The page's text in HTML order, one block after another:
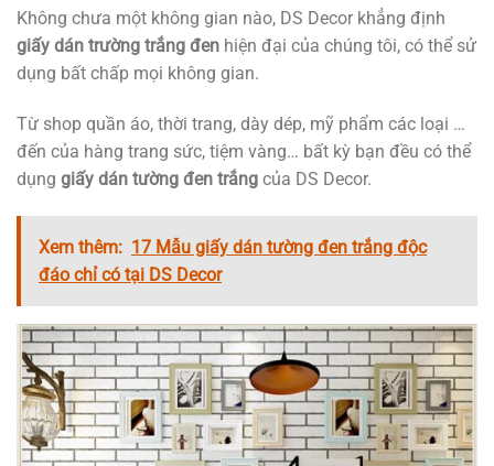
Không chưa một không gian nào, DS Decor khẳng định
giấy dán trường trắng đen hiện đại của chúng tôi, có thể sử
dụng bất chấp mọi không gian.
Từ shop quần áo, thời trang, dày dép, mỹ phẩm các loại …
đến của hàng trang sức, tiệm vàng… bất kỳ bạn đều có thể
dụng giấy dán tường đen trắng của DS Decor.
Xem thêm: 17 Mẫu giấy dán tường đen trắng độc
đáo chỉ có tại DS Decor